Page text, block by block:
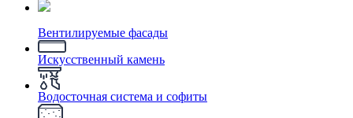
Вентилируемые фасады
Искусственный камень
Водосточная система и софиты